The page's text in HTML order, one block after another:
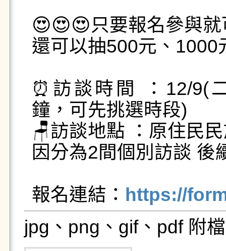
😍😍😍只要報名參與
還可以抽500元、1000
⏰訪談時間 ：12/9(
鐘，可先挑選時段)
🪑訪談地點 ：原住民
因分為2間個別訪談 後
報名連結： https://
jpg、png、gif、pdf 附